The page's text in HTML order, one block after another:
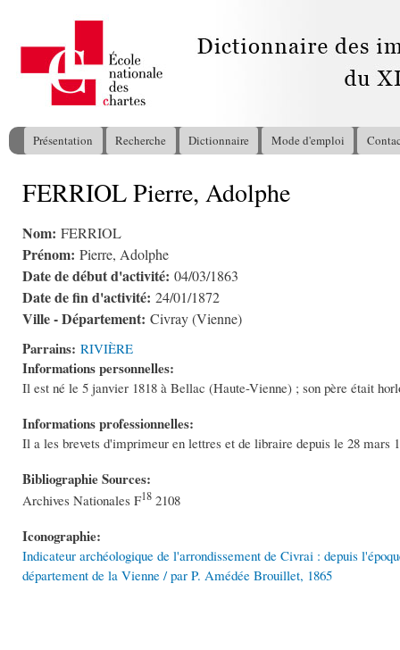
Menu principal
Présentation Recherche Dictionnaire Mode d'emploi
Vous êtes ici
FERRIOL Pierre, Adolphe
Nom: FERRIOL
Prénom: Pierre, Adolphe
Date de début d'activité: 04/03/1863
Date de fin d'activité: 24/01/1872
Ville - Département: Civray (Vienne)
Parrains: RIVIÈRE
Informations personnelles:
Il est né le 5 janvier 1818 à Bellac (Haute-Vienne) ; son père était
Informations professionnelles:
Il a les brevets d'imprimeur en lettres et de libraire depuis le 28 mars
Bibliographie Sources:
Archives Nationales F18 2108
Iconographie:
Indicateur archéologique de l'arrondissement de Civrai : depuis
département de la Vienne / par P. Amédée Brouillet, 1865